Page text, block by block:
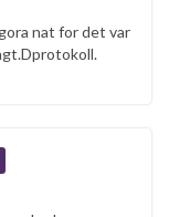
nat for det var